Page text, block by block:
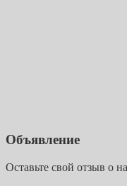
Объявление
Оставьте свой отзыв о